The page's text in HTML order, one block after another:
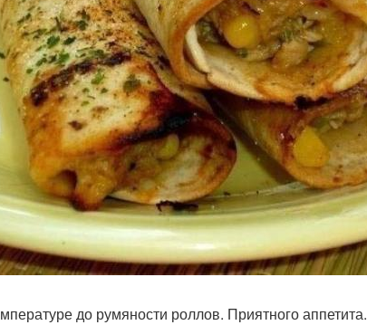
до румяности роллов. Приятного аппетита.